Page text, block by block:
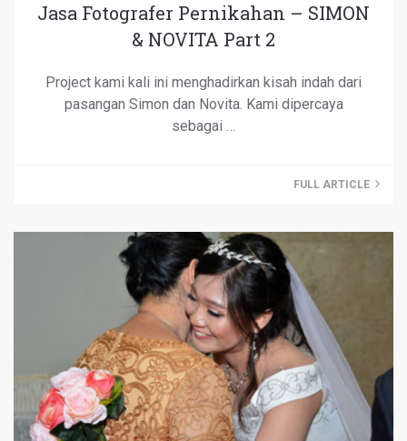
Jasa Fotografer Pernikahan – SIMON
& NOVITA Part 2
Project kami kali ini menghadirkan kisah indah dari
pasangan Simon dan Novita. Kami dipercaya
sebagai …
FULL ARTICLE